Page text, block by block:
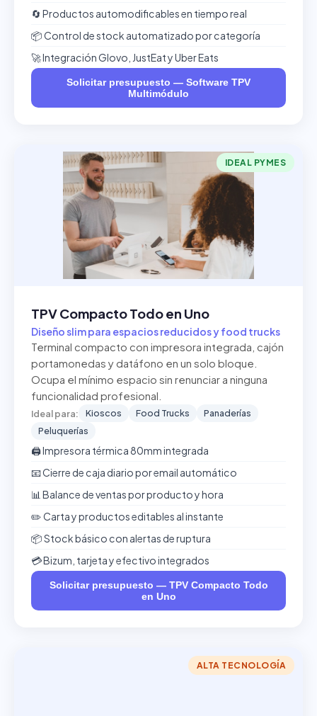
🔄 Productos automodificables en tiempo real
📦 Control de stock automatizado por categoría
🚀 Integración Glovo, JustEat y Uber Eats
Solicitar presupuesto — Software TPV
Multimódulo
IDEAL PYMES
TPV Compacto Todo en Uno
Diseño slim para espacios reducidos y food trucks
Terminal compacto con impresora integrada, cajón
portamonedas y datáfono en un solo bloque.
Ocupa el mínimo espacio sin renunciar a ninguna
funcionalidad profesional.
Ideal para: Kioscos Food Trucks
Panaderías
Peluquerías
🖨️ Impresora térmica 80mm integrada
📧 Cierre de caja diario por email automático
📊 Balance de ventas por producto y hora
✏️ Carta y productos editables al instante
📦 Stock básico con alertas de ruptura
💳 Bizum, tarjeta y efectivo integrados
Solicitar presupuesto — TPV Compacto Todo
en Uno
ALTA TECNOLOGÍA